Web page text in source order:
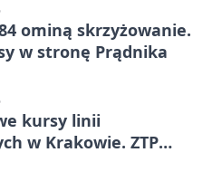
ominą skrzyżowanie.
w stronę Prądnika
kursy linii
w Krakowie. ZTP